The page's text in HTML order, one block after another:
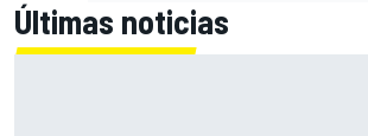
Últimas noticias